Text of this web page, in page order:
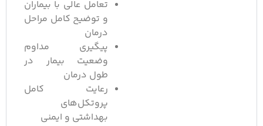
تعامل عالی با بیماران
و توضیح کامل مراحل
درمان
پیگیری مداوم
وضعیت بیمار در
طول درمان
رعایت کامل
پروتکل‌های
بهداشتی و ایمنی